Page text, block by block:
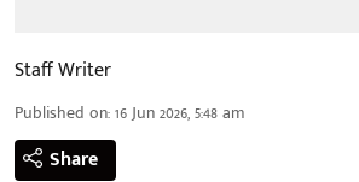
Staff Writer
Published on:16 Jun 2026, 5:48 am
Share